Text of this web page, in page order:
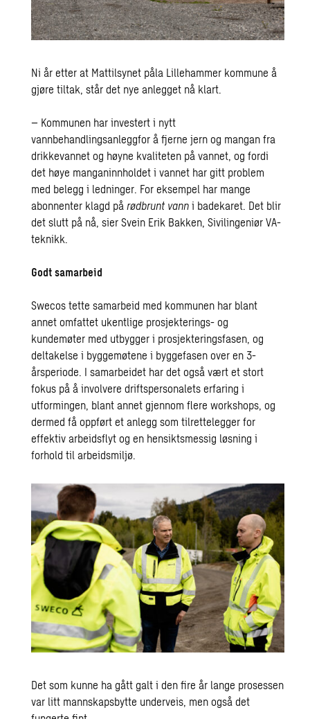
Ni år etter at Mattilsynet påla Lillehammer kommune å
gjøre tiltak, står det nye anlegget nå klart.
– Kommunen har investert i nytt
vannbehandlingsanleggfor å fjerne jern og mangan fra
drikkevannet og høyne kvaliteten på vannet, og fordi
det høye manganinnholdet i vannet har gitt problem
med belegg i ledninger. For eksempel har mange
abonnenter klagd pårødbrunt vann i badekaret. Det blir
det slutt på nå, sier Svein Erik Bakken, Sivilingeniør VA-
teknikk.
Godt samarbeid
Swecos tette samarbeid med kommunen har blant
annet omfattet ukentlige prosjekterings- og
kundemøter med utbygger i prosjekteringsfasen, og
deltakelse i byggemøtene i byggefasen over en 3-
årsperiode. I samarbeidet har det også vært et stort
fokus på å involvere driftspersonalets erfaring i
utformingen, blant annet gjennom flere workshops, og
dermed få oppført et anlegg som tilrettelegger for
effektiv arbeidsflyt og en hensiktsmessig løsning i
forhold til arbeidsmiljø.
Det som kunne ha gått galt i den fire år lange prosessen
var litt mannskapsbytte underveis, men også det